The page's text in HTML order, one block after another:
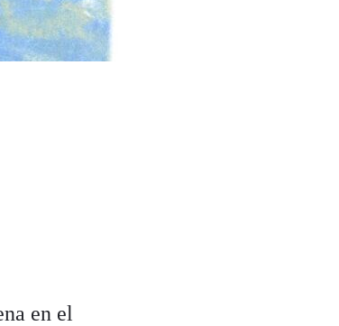
en el